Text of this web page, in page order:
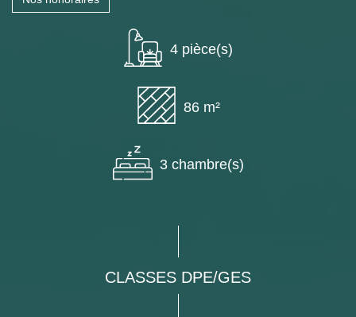
4 pièce(s)
86 m²
3 chambre(s)
CLASSES DPE/GES